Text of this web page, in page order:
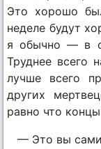
Это хорошо
неделе будут
я обычно — в
Труднее всего
лучше всего
других
равно что
— Это вы